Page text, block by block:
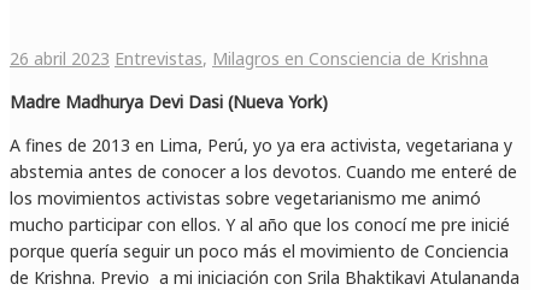
26 abril 2023 Entrevistas, Milagros en Consciencia de Krishna
Madre Madhurya Devi Dasi (Nueva York)
A fines de 2013 en Lima, Perú, yo ya era activista, vegetariana y
abstemia antes de conocer a los devotos. Cuando me enteré de
los movimientos activistas sobre vegetarianismo me animó
mucho participar con ellos. Y al año que los conocí me pre inicié
porque quería seguir un poco más el movimiento de Conciencia
de Krishna. Previo a mi iniciación con Srila Bhaktikavi Atulananda